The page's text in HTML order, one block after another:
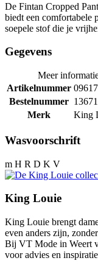
De Fintan Cropped
biedt een comfortabele
soepele stof die je
Gegevens
Meer
Artikelnummer
Bestelnummer
Merk
King
Wasvoorschrift
m H R D K V
King Louie
King Louie brengt
even anders zijn,
Bij VT Mode in Weert
voor advies en